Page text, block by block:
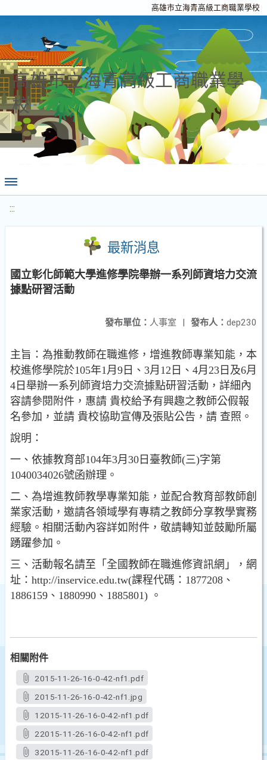
高雄市立海青高級工商職業學校
高雄市立海青高級工商職業學
校
:::
最新消息
國立彰化師範大學進修學院舉辦一系列師資培力交流
據點研習活動
發布人： dep230
發布單位： 人事室 |
主旨：為推動教師在職進修，增進教師專業知能，本
校進修學院於105年1月9日、3月12日、4月23日及6月
4日舉辦一系列師資培力交流據點研習活動，詳細內
容請參閱附件，惠請 貴校給予有興趣之教師公假報
名參加，並請 貴校協助宣傳及張貼公告，請 查照。
說明：
一、依據教育部104年3月30日臺教師(三)字第
1040034026號函辦理。
二、為增進教師教學專業知能，並配合教育部教師創
業家活動，邀請各領域學有專精之教師分享教學實務
經驗。相關活動內容詳如附件，敬請轉知並鼓勵所屬
踴躍參加。
三、活動報名請至「全國教師在職進修資訊網」，網
址：http://inservice.edu.tw(課程代碼：1877208、
1886159、1880990、1885801) 。
相關附件
2015-11-26-16-0-42-nf1.pdf
2015-11-26-16-0-42-nf1.jpg
12015-11-26-16-0-42-nf1.pdf
22015-11-26-16-0-42-nf1.pdf
32015-11-26-16-0-42-nf1.pdf